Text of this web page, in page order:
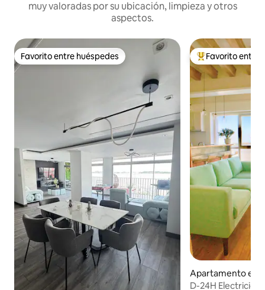
muy valoradas por su ubicación, limpieza y otros
aspectos.
Favorito entre huéspedes
Favorito entre huéspedes Favorito entre
Favorito entre
Apartamento en
D-24H